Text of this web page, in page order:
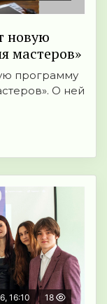
новую
мастеров»
программу
О ней
16:10 18